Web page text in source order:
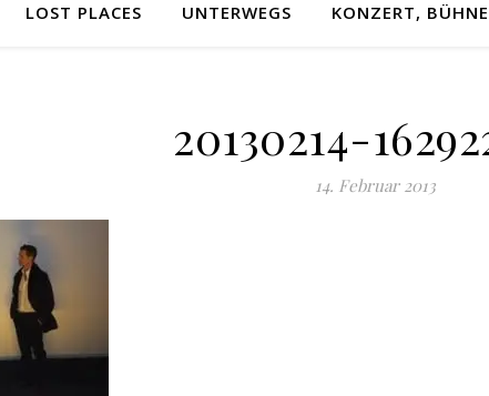
LOST PLACES UNTERWEGS KONZERT,
20130214-
14. Februar 2013